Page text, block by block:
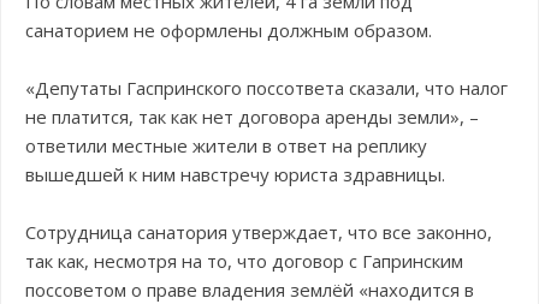
санаторием не оформлены должным образом.
«Депутаты Гаспринского поссответа сказали, что налог
не платится, так как нет договора аренды земли», –
ответили местные жители в ответ на реплику
вышедшей к ним навстречу юриста здравницы.
Сотрудница санатория утверждает, что все законно,
так как, несмотря на то, что договор с Гапринским
поссоветом о праве владения землёй «находится в